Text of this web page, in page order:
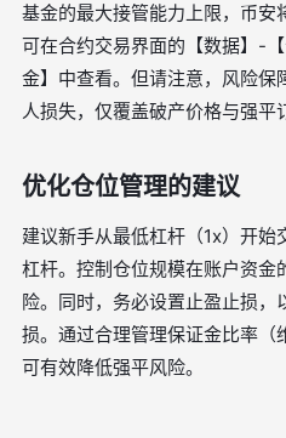
基金的最大接管能力上限，币安
可在合约交易界面的【数据】-
金】中查看。但请注意，风险保
人损失，仅覆盖破产价格与强平
优化仓位管理的建议
建议新手从最低杠杆（1x）开
杠杆。控制仓位规模在账户资金
险。同时，务必设置止盈止损
损。通过合理管理保证金比率（
可有效降低强平风险。